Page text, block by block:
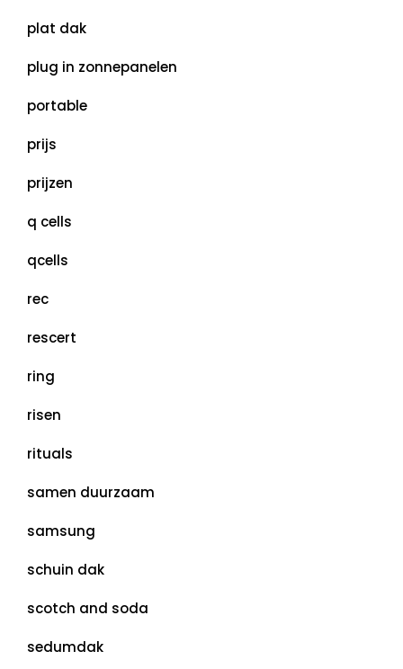
plat dak
plug in zonnepanelen
portable
prijs
prijzen
q cells
qcells
rec
rescert
ring
risen
rituals
samen duurzaam
samsung
schuin dak
scotch and soda
sedumdak